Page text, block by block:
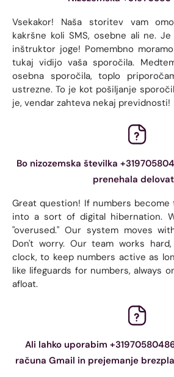
Vsekakor! Naša storitev vam
kakršne koli SMS, osebne ali ne.
inštruktor joge! Pomembno
tukaj vidijo vaša sporočila.
osebna sporočila, toplo
ustrezne. To je kot pošiljanje
je, vendar zahteva nekaj previdnosti!
Bo nizozemska številka
prenehala
Great question! If numbers become
into a sort of digital hibernation.
"overused." Our system moves
Don't worry. Our team works
clock, to keep numbers active as
like lifeguards for numbers, always
afloat.
Ali lahko uporabim
računa Gmail in prejemanje